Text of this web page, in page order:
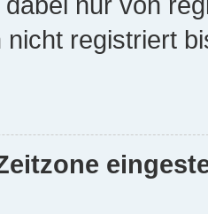
nicht registriert